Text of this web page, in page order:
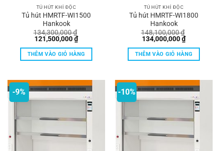
TỦ HÚT KHÍ ĐỘC
Tủ hút HMRTF-WI1500
Hankook
134,300,000₫
Giá
là:
134,300,000 ₫.
121,500,000₫Giá
hiện
tại
là:
THÊM VÀO GIỎ HÀNG
TỦ HÚT KHÍ ĐỘC
Tủ hút HMRTF-WI1800
Hankook
148,100,000₫
Giá
là:
148,100,000 ₫.
134,000,000₫Giá
hiện
tại
là:
THÊM VÀO GIỎ HÀNG
-9% -10%